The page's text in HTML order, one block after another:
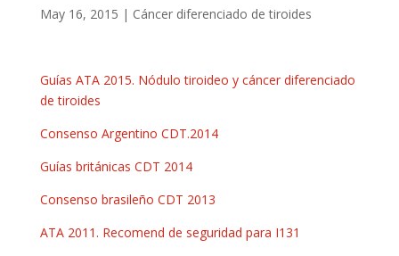
May 16, 2015 | Cáncer diferenciado de tiroides
Guías ATA 2015. Nódulo tiroideo y cáncer diferenciado
de tiroides
Consenso Argentino CDT.2014
Guías británicas CDT 2014
Consenso brasileño CDT 2013
ATA 2011. Recomend de seguridad para I131